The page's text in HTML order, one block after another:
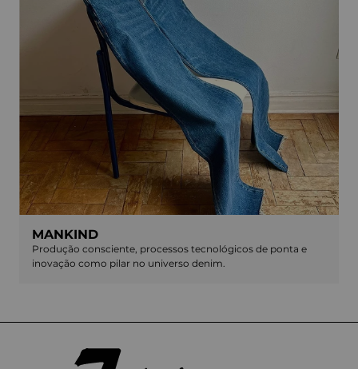
MANKIND
Produção consciente, processos tecnológicos de ponta e
inovação como pilar no universo denim.